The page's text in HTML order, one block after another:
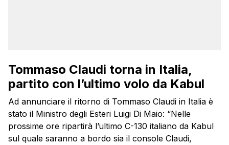
Tommaso Claudi torna in Italia,
partito con l’ultimo volo da Kabul
Ad annunciare il ritorno di Tommaso Claudi in Italia è
stato il Ministro degli Esteri Luigi Di Maio: “Nelle
prossime ore ripartirà l’ultimo C-130 italiano da Kabul
sul quale saranno a bordo sia il console Claudi,